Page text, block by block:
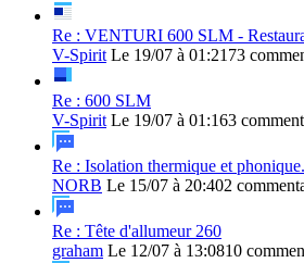
Re : VENTURI 600 SLM -
V-Spirit Le 19/07 à 01:21 73
Re : 600 SLM
V-Spirit Le 19/07 à 01:163
Re : Isolation thermique et phonique.
NORB Le 15/07 à 20:402
Re : Tête d'allumeur 260
graham Le 12/07 à 13:0810